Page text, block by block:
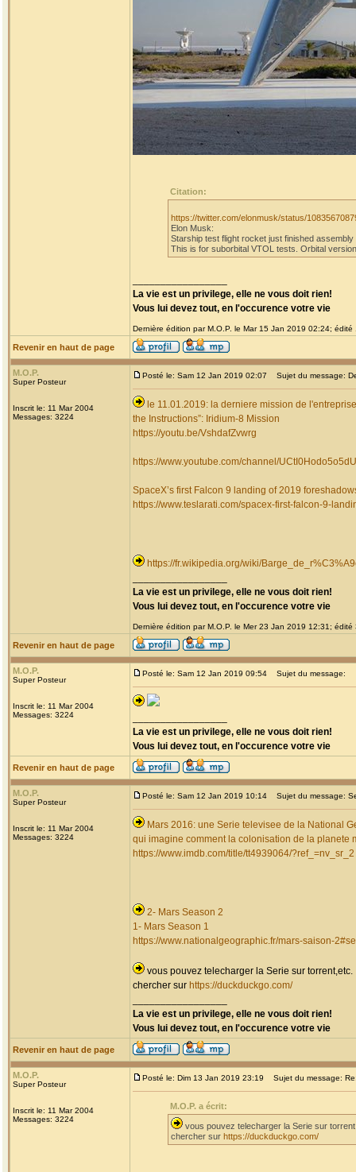
Citation:
https://twitter.com/elonmusk/status/
Elon Musk:
Starship test flight rocket just finished
This is for suborbital VTOL tests. Orbital
La vie est un privilege, elle ne vous doit rien!
Vous lui devez tout, en l'occurence votre vie
Dernière édition par M.O.P. le Mar 15 Jan 2019 02:24; édité
Revenir en haut de page
M.O.P.
Super Posteur
Inscrit le: 11 Mar 2004
Messages: 3224
Posté le: Sam 12 Jan 2019 02:07 Sujet du message:
le 11.01.2019: la derniere mission de
the Instructions”: Iridium-8 Mission
https://youtu.be/VshdafZvwrg
https://www.youtube.com/channel/
SpaceX’s first Falcon 9 landing of 2019
https://www.teslarati.com/spacex-first-falcon-9-
https://fr.wikipedia.org/wiki/
La vie est un privilege, elle ne vous doit rien!
Vous lui devez tout, en l'occurence votre vie
Dernière édition par M.O.P. le Mer 23 Jan 2019 12:31; édité
Revenir en haut de page
M.O.P.
Super Posteur
Inscrit le: 11 Mar 2004
Messages: 3224
Posté le: Sam 12 Jan 2019 09:54 Sujet du message:
La vie est un privilege, elle ne vous doit rien!
Vous lui devez tout, en l'occurence votre vie
Revenir en haut de page
M.O.P.
Super Posteur
Inscrit le: 11 Mar 2004
Messages: 3224
Posté le: Sam 12 Jan 2019 10:14 Sujet du message:
Mars 2016: une Serie televisee de la National
qui imagine comment la colonisation de la planete
https://www.imdb.com/title/tt4939064/?ref_=nv_sr_2
2- Mars Season 2
1- Mars Season 1
https://www.nationalgeographic.fr/mars-saison-
vous pouvez telecharger la Serie sur torrent,etc.
chercher sur https://duckduckgo.com/
La vie est un privilege, elle ne vous doit rien!
Vous lui devez tout, en l'occurence votre vie
Revenir en haut de page
M.O.P.
Super Posteur
Inscrit le: 11 Mar 2004
Messages: 3224
Posté le: Dim 13 Jan 2019 23:19 Sujet du message:
M.O.P. a écrit:
vous pouvez telecharger la Serie sur
chercher sur https://duckduckgo.com/